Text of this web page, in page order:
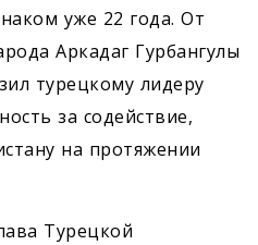
уже 22 года. От
Аркадаг Гурбангулы
турецкому лидеру
за содействие,
на протяжении
Турецкой